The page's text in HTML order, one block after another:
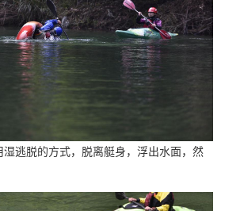
逃脱的方式，脱离艇身，浮出水面，然